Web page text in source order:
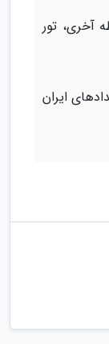
آخری، تور
ایران